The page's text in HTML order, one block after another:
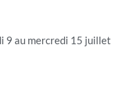
9 au mercredi 15 juillet